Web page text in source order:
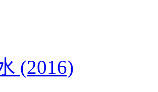
(2016)